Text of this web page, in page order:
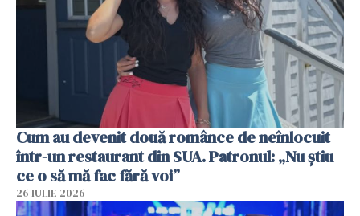
Cum au devenit două românce de neînlocuit
într-un restaurant din SUA. Patronul: „Nu știu
ce o să mă fac fără voi”
26 IULIE 2026